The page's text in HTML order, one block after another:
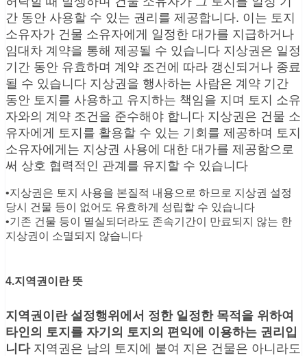
간 동안 사용할 수 있는 권리를 제공합니다. 이는 토지
소유자가 건물 소유자에게 일정한 대가를 지급하거나
임대차 계약을 통해 제공될 수 있습니다 지상권은 일정
기간 동안 유효하며 계약 조건에 따라 갱신되거나 종료
될 수 있습니다 지상권을 행사하는 사람은 계약 기간
동안 토지를 사용하고 유지하는 책임을 지며 토지 소유
자와의 계약 조건을 준수해야 합니다 지상권은 건물 소
유자에게 토지를 활용할 수 있는 기회를 제공하며 토지
소유자에게는 지상권 사용에 대한 대가를 제공함으로
써 상호 협력적인 관계를 유지할 수 있습니다
•지상권은 토지 사용을 본질적 내용으로 하므로 지상권 설정
당시 건물 등이 없어도 유효하게 성립할 수 있습니다
•기존 건물 등이 멸실되더라도 존속기간이 만료되지 않는 한
지상권이 소멸되지 않습니다
4.지역권이란 뜻
지역권이란 설정행위에서 정한 일정한 목적을 위하여
타인의 토지를 자기의 토지의 편익에 이용하는 권리입
니다지역권은 남의 토지에 붙여 지은 건물은 아니라도